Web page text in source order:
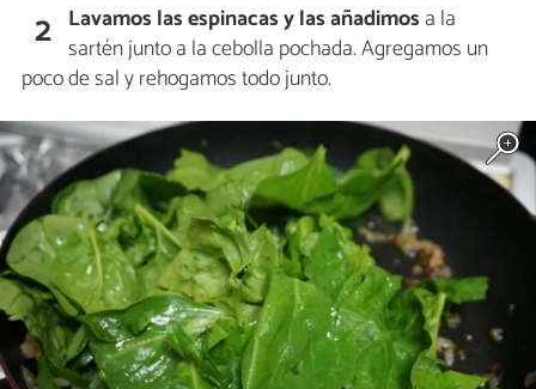
2 Lavamos las espinacas y las añadimos a la
sartén junto a la cebolla pochada. Agregamos un
poco de sal y rehogamos todo junto.